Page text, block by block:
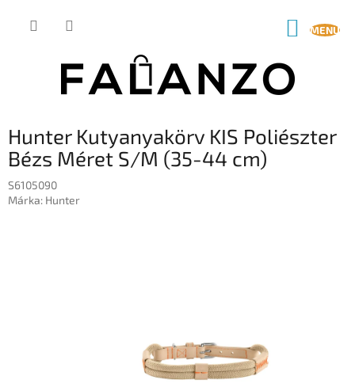
KOSÁR
Hunter Kutyanyakörv KIS Poliészter
Bézs Méret S/M (35-44 cm)
S6105090
Márka: Hunter